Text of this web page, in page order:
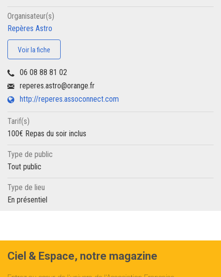
Organisateur(s)
Repères Astro
Voir la fiche
06 08 88 81 02
reperes.astro@orange.fr
http://reperes.assoconnect.com
Tarif(s)
100€ Repas du soir inclus
Type de public
Tout public
Type de lieu
En présentiel
Ciel & Espace, notre magazine